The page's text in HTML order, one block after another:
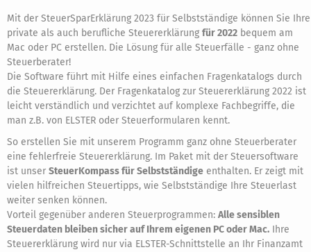
Mit der SteuerSparErklärung 2023 für Selbstständige können Sie Ihre
private als auch berufliche Steuererklärung für 2022 bequem am
Mac oder PC erstellen. Die Lösung für alle Steuerfälle - ganz ohne
Steuerberater!
Die Software führt mit Hilfe eines einfachen Fragenkatalogs durch
die Steuererklärung. Der Fragenkatalog zur Steuererklärung 2022 ist
leicht verständlich und verzichtet auf komplexe Fachbegriffe, die
man z.B. von ELSTER oder Steuerformularen kennt.
So erstellen Sie mit unserem Programm ganz ohne Steuerberater
eine fehlerfreie Steuererklärung. Im Paket mit der Steuersoftware
ist unser SteuerKompass für Selbstständige enthalten. Er zeigt mit
vielen hilfreichen Steuertipps, wie Selbstständige Ihre Steuerlast
weiter senken können.
Vorteil gegenüber anderen Steuerprogrammen: Alle sensiblen
Steuerdaten bleiben sicher auf Ihrem eigenen PC oder Mac. Ihre
Steuererklärung wird nur via ELSTER-Schnittstelle an Ihr Finanzamt